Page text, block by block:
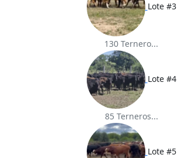
Lote #3
130 Ternero...
Lote #4
85 Terneros...
Lote #5